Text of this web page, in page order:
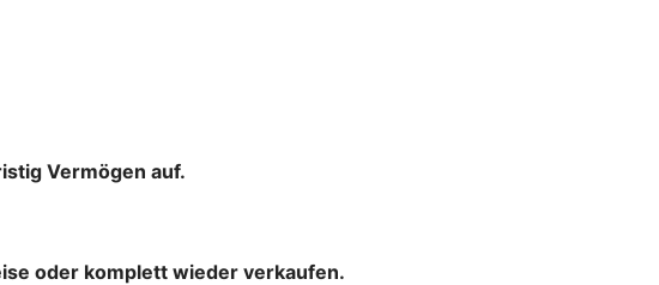
Vermögen auf.
oder komplett wieder verkaufen.